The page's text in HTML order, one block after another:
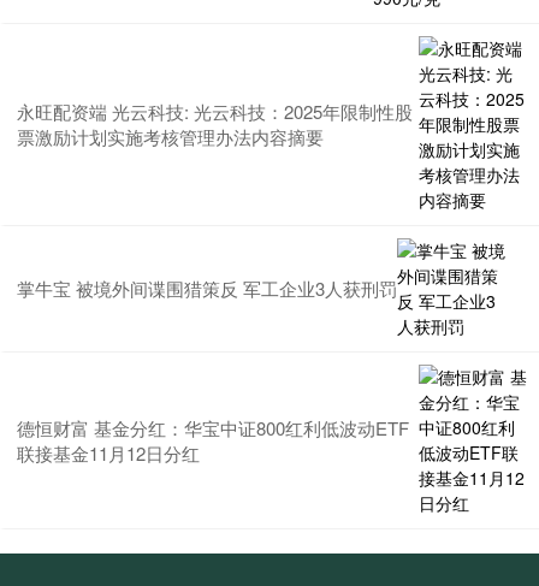
永旺配资端 光云科技: 光云科技：2025年限制性股
票激励计划实施考核管理办法内容摘要
掌牛宝 被境外间谍围猎策反 军工企业3人获刑罚
德恒财富 基金分红：华宝中证800红利低波动ETF
联接基金11月12日分红